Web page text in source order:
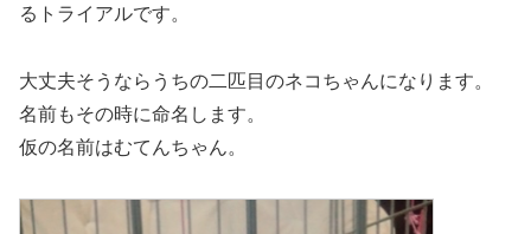
るトライアルです。
大丈夫そうならうちの二匹目のネコちゃんになります。
名前もその時に命名します。
仮の名前はむてんちゃん。